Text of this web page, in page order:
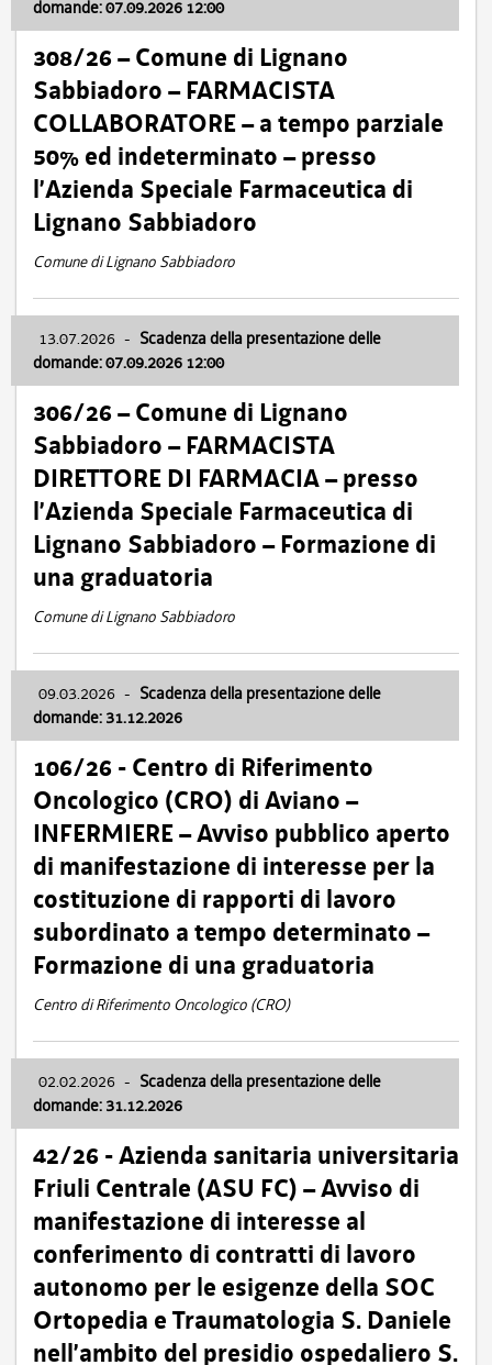
domande: 07.09.2026 12:00
308/26 – Comune di Lignano
Sabbiadoro – FARMACISTA
COLLABORATORE – a tempo parziale
50% ed indeterminato – presso
l’Azienda Speciale Farmaceutica di
Lignano Sabbiadoro
Comune di Lignano Sabbiadoro
13.07.2026 - Scadenza della presentazione delle
domande: 07.09.2026 12:00
306/26 – Comune di Lignano
Sabbiadoro – FARMACISTA
DIRETTORE DI FARMACIA – presso
l’Azienda Speciale Farmaceutica di
Lignano Sabbiadoro – Formazione di
una graduatoria
Comune di Lignano Sabbiadoro
09.03.2026 - Scadenza della presentazione delle
domande: 31.12.2026
106/26 - Centro di Riferimento
Oncologico (CRO) di Aviano –
INFERMIERE – Avviso pubblico aperto
di manifestazione di interesse per la
costituzione di rapporti di lavoro
subordinato a tempo determinato –
Formazione di una graduatoria
Centro di Riferimento Oncologico (CRO)
02.02.2026 - Scadenza della presentazione delle
domande: 31.12.2026
42/26 - Azienda sanitaria universitaria
Friuli Centrale (ASU FC) – Avviso di
manifestazione di interesse al
conferimento di contratti di lavoro
autonomo per le esigenze della SOC
Ortopedia e Traumatologia S. Daniele
nell’ambito del presidio ospedaliero S.